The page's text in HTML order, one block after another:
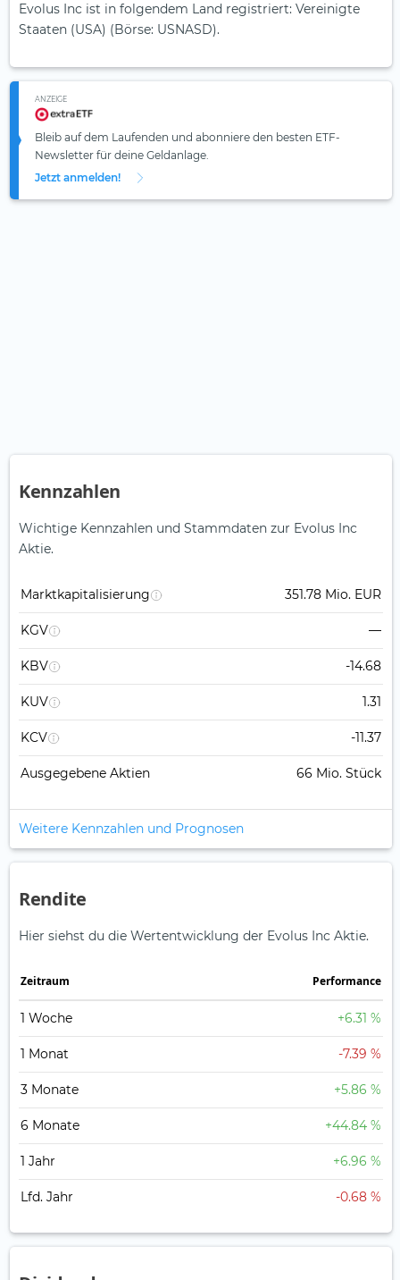
Evolus Inc ist in folgendem Land registriert: Vereinigte
Staaten (USA) (Börse: USNASD).
ANZEIGE
Bleib auf dem Laufenden und abonniere den besten ETF-
Newsletter für deine Geldanlage.
Jetzt anmelden!
Kennzahlen
Wichtige Kennzahlen und Stammdaten zur Evolus Inc
Aktie.
Marktkapitalisierung 351.78 Mio. EUR
KGV —
KBV -14.68
KUV 1.31
KCV -11.37
Ausgegebene Aktien 66 Mio. Stück
Weitere Kennzahlen und Prognosen
Rendite
Hier siehst du die Wertentwicklung der Evolus Inc Aktie.
Zeitraum Perfor­mance
1 Woche +6.31 %
1 Monat -7.39 %
3 Monate +5.86 %
6 Monate +44.84 %
1 Jahr +6.96 %
Lfd. Jahr -0.68 %